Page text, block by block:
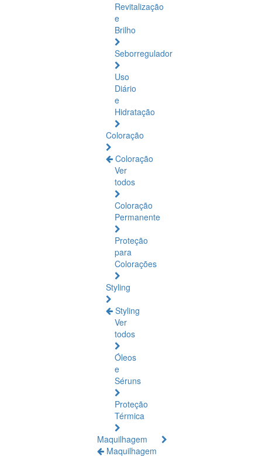
Revitalização
e
Brilho
Seborregulador
Uso
Diário
e
Hidratação
Coloração
Coloração
Ver
todos
Coloração
Permanente
Proteção
para
Colorações
Styling
Styling
Ver
todos
Óleos
e
Séruns
Proteção
Térmica
Maquilhagem
Maquilhagem